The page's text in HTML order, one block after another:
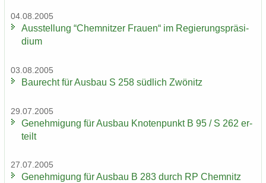
04.08.2005
Aus­stel­lung “Chem­nit­zer Frau­en“ im Re­gie­rungs­prä­si­
di­um
03.08.2005
Bau­recht für Aus­bau S 258 süd­lich Zwö­nitz
29.07.2005
Ge­neh­mi­gung für Aus­bau Kno­ten­punkt B 95 / S 262 er­
teilt
27.07.2005
Ge­neh­mi­gung für Aus­bau B 283 durch RP Chem­nitz